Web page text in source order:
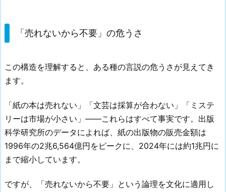
「売れないから不要」の危うさ
この構造を理解すると、ある種の言説の危うさが見えてき
ます。
「紙の本は売れない」「文芸は採算が合わない」「ミステ
リーは市場が小さい」——これらはすべて事実です。出版
科学研究所のデータによれば、紙の出版物の販売金額は
1996年の2兆6,564億円をピークに、2024年には約1兆円に
まで縮小しています。
ですが、「売れないから不要」という論理を文化に適用し